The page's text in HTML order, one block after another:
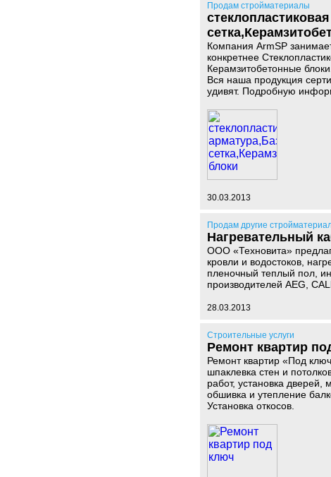
Продам стройматериалы
Компания ArmSP
конкретнее
Керамзитобетонные
Вся наша продукция
удивят. Подробную
30.03.2013
Продам другие
Нагревательный
ООО «Техновита»
кровли и водостоков,
пленочный теплый пол,
производителей AEG,
28.03.2013
Строительные услуги
Ремонт квартир
Ремонт квартир «Под
шпаклевка стен и
работ, установка
обшивка и утепление
Установка откосов.